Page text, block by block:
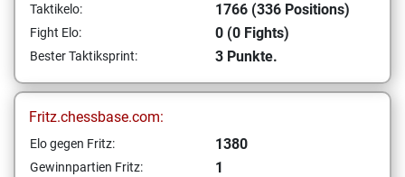
Taktikelo: 1766 (336 Positions)
Fight Elo: 0 (0 Fights)
Bester Taktiksprint: 3 Punkte.
Fritz.chessbase.com:
Elo gegen Fritz: 1380
Gewinnpartien Fritz: 1